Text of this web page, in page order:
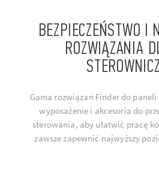
BEZPIECZEŃSTWO I
ROZWIĄZANIA
Gama rozwiązań Finder do
wyposażenie i akcesoria do
sterowania, aby ułatwić pracę
zawsze zapewnić najwyższy